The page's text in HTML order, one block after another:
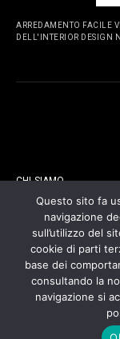
ARREDAMENTO FACILE
DELL'INTERIOR DESIGN
CHI SIAMO
CONTATTI
COOKIES POLICY
PRIVACY POLICY
Questo sito fa
navigazione
sull’utilizzo del
cookie di parti
base dei
consultando la
navigazione si